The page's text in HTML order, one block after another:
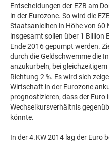
Entscheidungen der EZB am
in der Eurozone. So wird die
Staatsanleihen in Höhe von 60
insgesamt sollen über 1 Billion
Ende 2016 gepumpt werden.
durch die Geldschwemme die
anzukurbeln, bei
Richtung 2 %. Es wird sich
Wirtschaft in der Eurozone
prognostizieren, dass der Euro
Wechselkursverhältnis
könnte.
In der 4.KW 2014 lag der Euro